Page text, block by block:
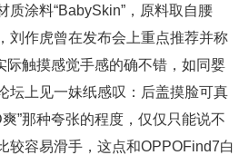
涂料“BabySkin”，原料取自腰
刘作虎曾在发布会上重点推荐并称
际触摸感觉手感的确不错，如同婴
坛上见一妹纸感叹：后盖摸脸可真
”那种夸张的程度，仅仅只能说不
较容易滑手，这点和OPPOFind7白